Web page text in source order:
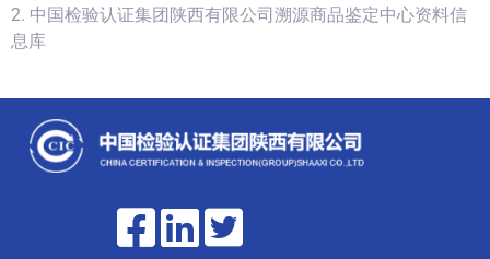
2. 中国检验认证集团陕西有限公司溯源商品鉴定中心资料信
息库